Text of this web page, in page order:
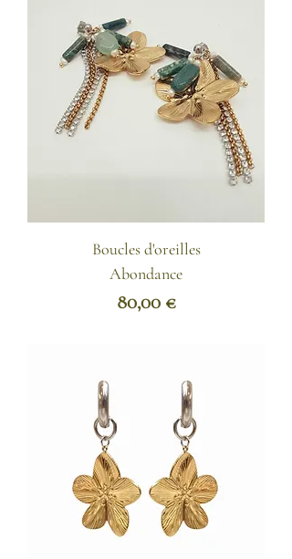
Boucles d'oreilles
Abondance
Prix
80,00 €